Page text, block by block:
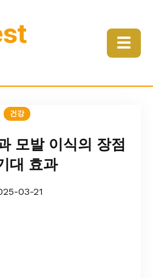
☰
건강
모발 이식의 장점
대 효과
03-21